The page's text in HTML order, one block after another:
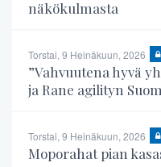
näkökulmasta
Torstai, 9 Heinäkuun, 2026
”Vahvuutena hyvä
ja Rane agilityn
Torstai, 9 Heinäkuun, 2026
Moporahat pian